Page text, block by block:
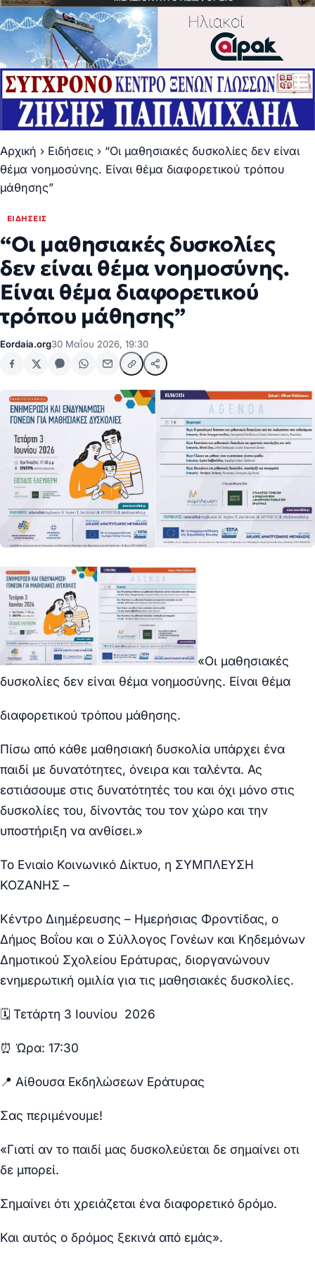
Αρχική › Ειδήσεις › “Οι μαθησιακές δυσκολίες δεν είναι
θέμα νοημοσύνης. Είναι θέμα διαφορετικού τρόπου
μάθησης”
ΕΙΔΉΣΕΙΣ
“Οι μαθησιακές δυσκολίες
δεν είναι θέμα νοημοσύνης.
Είναι θέμα διαφορετικού
τρόπου μάθησης”
Eordaia.org30 Μαΐου 2026, 19:30
«Οι μαθησιακές
δυσκολίες δεν είναι θέμα νοημοσύνης. Είναι θέμα
διαφορετικού τρόπου μάθησης.
Πίσω από κάθε μαθησιακή δυσκολία υπάρχει ένα
παιδί με δυνατότητες, όνειρα και ταλέντα. Ας
εστιάσουμε στις δυνατότητές του και όχι μόνο στις
δυσκολίες του, δίνοντάς του τον χώρο και την
υποστήριξη να ανθίσει.»
Το Ενιαίο Κοινωνικό Δίκτυο, η ΣΥΜΠΛΕΥΣΗ
ΚΟΖΑΝΗΣ –
Κέντρο Διημέρευσης – Ημερήσιας Φροντίδας, ο
Δήμος Βοΐου και ο Σύλλογος Γονέων και Κηδεμόνων
Δημοτικού Σχολείου Εράτυρας, διοργανώνουν
ενημερωτική ομιλία για τις μαθησιακές δυσκολίες.
🗓 Τετάρτη 3 Ιουνίου 2026
⏰ Ώρα: 17:30
📍 Αίθουσα Εκδηλώσεων Εράτυρας
Σας περιμένουμε!
«Γιατί αν το παιδί μας δυσκολεύεται δε σημαίνει οτι
δε μπορεί.
Σημαίνει ότι χρειάζεται ένα διαφορετικό δρόμο.
Και αυτός ο δρόμος ξεκινά από εμάς».